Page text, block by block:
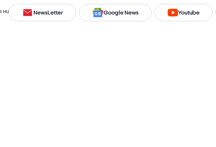
ни NewsLetter Google News Youtube